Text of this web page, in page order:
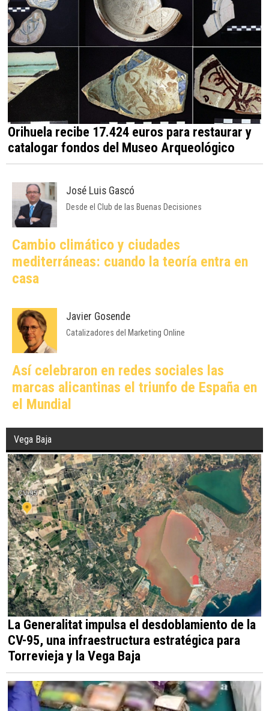
Orihuela recibe 17.424 euros para restaurar y
catalogar fondos del Museo Arqueológico
José Luis Gascó
Desde el Club de las Buenas Decisiones
Cambio climático y ciudades
mediterráneas: cuando la teoría entra en
casa
Javier Gosende
Catalizadores del Marketing Online
Así celebraron en redes sociales las
marcas alicantinas el triunfo de España en
el Mundial
Vega Baja
La Generalitat impulsa el desdoblamiento de la
CV-95, una infraestructura estratégica para
Torrevieja y la Vega Baja